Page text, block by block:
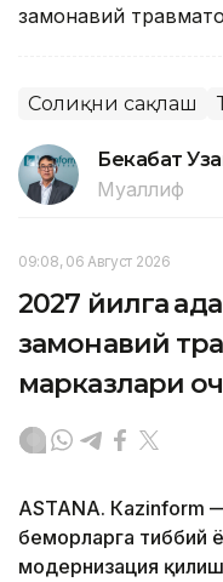
замонавий
Соғлиқни сақлаш
Бекабат
Муаллиф
09:08, 06 Август 2026
2027 йилга
замонавий
марказлари
ASTANА. Кazinform
беморларга тиббий
модернизация